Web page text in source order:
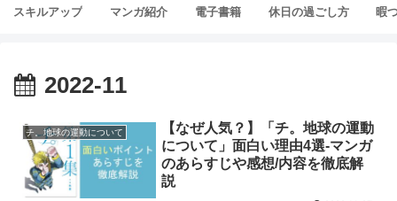
スキルアップ マンガ紹介 電子書籍 休日の過ごし方 暇
2022-11
チ。地球の運動について
【なぜ人気？】「チ。地球の運動
について」面白い理由4選-マンガ
のあらすじや感想/内容を徹底解
説